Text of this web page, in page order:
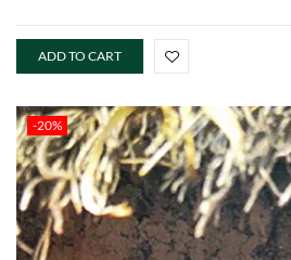
ADD TO CART
-20%